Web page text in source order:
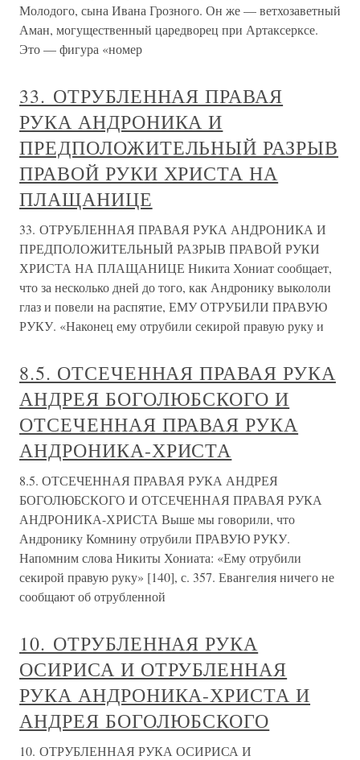
Молодого, сына Ивана Грозного. Он же — ветхозаветный
Аман, могущественный царедворец при Артаксерксе.
Это — фигура «номер
33. ОТРУБЛЕННАЯ ПРАВАЯ
РУКА АНДРОНИКА И
ПРЕДПОЛОЖИТЕЛЬНЫЙ РАЗРЫВ
ПРАВОЙ РУКИ ХРИСТА НА
ПЛАЩАНИЦЕ
33. ОТРУБЛЕННАЯ ПРАВАЯ РУКА АНДРОНИКА И
ПРЕДПОЛОЖИТЕЛЬНЫЙ РАЗРЫВ ПРАВОЙ РУКИ
ХРИСТА НА ПЛАЩАНИЦЕ Никита Хониат сообщает,
что за несколько дней до того, как Андронику выкололи
глаз и повели на распятие, ЕМУ ОТРУБИЛИ ПРАВУЮ
РУКУ. «Наконец ему отрубили секирой правую руку и
8.5. ОТСЕЧЕННАЯ ПРАВАЯ РУКА
АНДРЕЯ БОГОЛЮБСКОГО И
ОТСЕЧЕННАЯ ПРАВАЯ РУКА
АНДРОНИКА-ХРИСТА
8.5. ОТСЕЧЕННАЯ ПРАВАЯ РУКА АНДРЕЯ
БОГОЛЮБСКОГО И ОТСЕЧЕННАЯ ПРАВАЯ РУКА
АНДРОНИКА-ХРИСТА Выше мы говорили, что
Андронику Комнину отрубили ПРАВУЮ РУКУ.
Напомним слова Никиты Хониата: «Ему отрубили
секирой правую руку» [140], с. 357. Евангелия ничего не
сообщают об отрубленной
10. ОТРУБЛЕННАЯ РУКА
ОСИРИСА И ОТРУБЛЕННАЯ
РУКА АНДРОНИКА-ХРИСТА И
АНДРЕЯ БОГОЛЮБСКОГО
10. ОТРУБЛЕННАЯ РУКА ОСИРИСА И